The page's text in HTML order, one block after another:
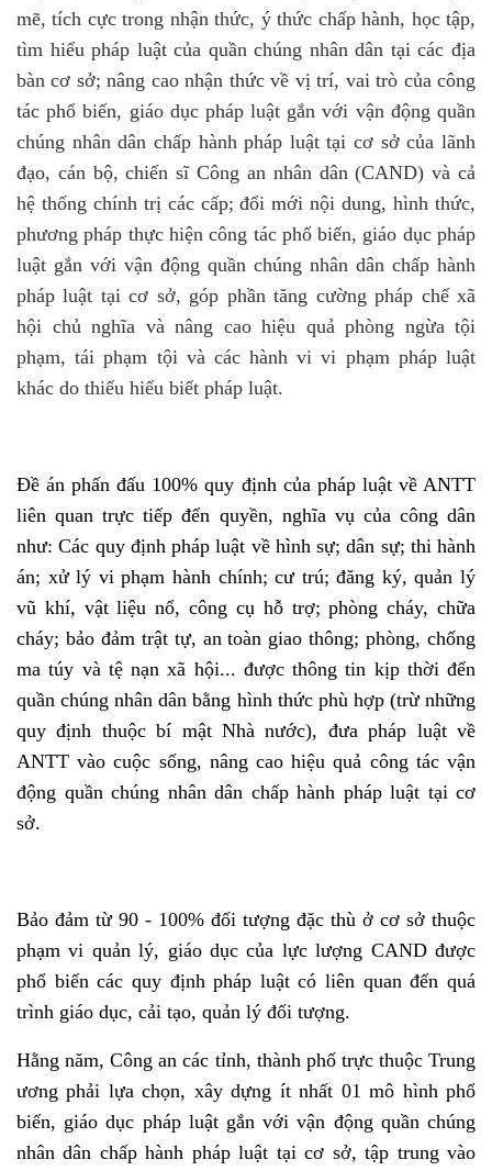
mẽ, tích cực trong nhận thức, ý thức chấp hành, học tập,
tìm hiểu pháp luật của quần chúng nhân dân tại các địa
bàn cơ sở; nâng cao nhận thức về vị trí, vai trò của công
tác phổ biến, giáo dục pháp luật gắn với vận động quần
chúng nhân dân chấp hành pháp luật tại cơ sở của lãnh
đạo, cán bộ, chiến sĩ Công an nhân dân (CAND) và cả
hệ thống chính trị các cấp; đổi mới nội dung, hình thức,
phương pháp thực hiện công tác phổ biến, giáo dục pháp
luật gắn với vận động quần chúng nhân dân chấp hành
pháp luật tại cơ sở, góp phần tăng cường pháp chế xã
hội chủ nghĩa và nâng cao hiệu quả phòng ngừa tội
phạm, tái phạm tội và các hành vi vi phạm pháp luật
khác do thiếu hiểu biết pháp luật.
Đề án phấn đấu 100% quy định của pháp luật về ANTT
liên quan trực tiếp đến quyền, nghĩa vụ của công dân
như: Các quy định pháp luật về hình sự; dân sự; thi hành
án; xử lý vi phạm hành chính; cư trú; đăng ký, quản lý
vũ khí, vật liệu nổ, công cụ hỗ trợ; phòng cháy, chữa
cháy; bảo đảm trật tự, an toàn giao thông; phòng, chống
ma túy và tệ nạn xã hội... được thông tin kịp thời đến
quần chúng nhân dân bằng hình thức phù hợp (trừ những
quy định thuộc bí mật Nhà nước), đưa pháp luật về
ANTT vào cuộc sống, nâng cao hiệu quả công tác vận
động quần chúng nhân dân chấp hành pháp luật tại cơ
sở.
Bảo đảm từ 90 - 100% đối tượng đặc thù ở cơ sở thuộc
phạm vi quản lý, giáo dục của lực lượng CAND được
phổ biến các quy định pháp luật có liên quan đến quá
trình giáo dục, cải tạo, quản lý đối tượng.
Hằng năm, Công an các tỉnh, thành phố trực thuộc Trung
ương phải lựa chọn, xây dựng ít nhất 01 mô hình phổ
biến, giáo dục pháp luật gắn với vận động quần chúng
nhân dân chấp hành pháp luật tại cơ sở, tập trung vào